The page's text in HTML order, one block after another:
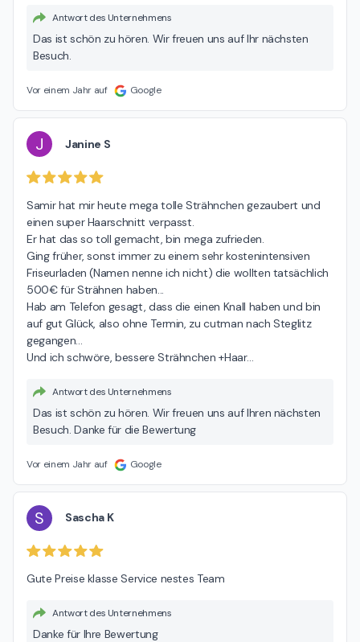
Antwort des Unternehmens
Das ist schön zu hören. Wir freuen uns auf Ihr nächsten
Besuch.
Vor einem Jahr auf Google
J Janine S
Samir hat mir heute mega tolle Strähnchen gezaubert und
einen super Haarschnitt verpasst.
Er hat das so toll gemacht, bin mega zufrieden.
Ging früher, sonst immer zu einem sehr kostenintensiven
Friseurladen (Namen nenne ich nicht) die wollten tatsächlich
500€ für Strähnen haben...
Hab am Telefon gesagt, dass die einen Knall haben und bin
auf gut Glück, also ohne Termin, zu cutman nach Steglitz
gegangen...
Und ich schwöre, bessere Strähnchen +Haar…
Antwort des Unternehmens
Das ist schön zu hören. Wir freuen uns auf Ihren nächsten
Besuch. Danke für die Bewertung
Vor einem Jahr auf Google
S Sascha K
Gute Preise klasse Service nestes Team
Antwort des Unternehmens
Danke für Ihre Bewertung